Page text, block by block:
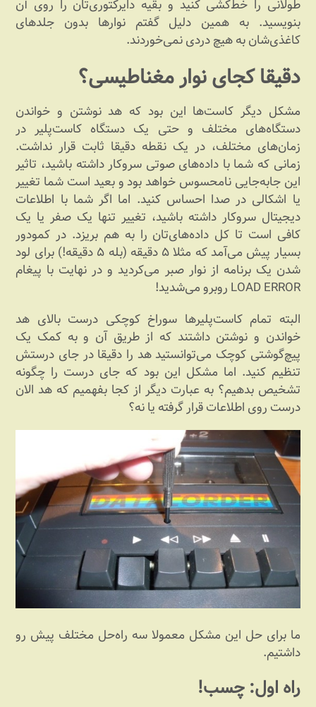
طولانی را خط‌کشی کنید و بقیه دایرکتوری‌تان را روی آن
بنویسید. به همین دلیل گفتم نوارها بدون جلدهای
کاغذی‌شان به هیچ دردی نمی‌خوردند.
دقیقا کجای نوار مغناطیسی؟
مشکل دیگر کاست‌ها این بود که هد نوشتن و خواندن
دستگاه‌های مختلف و حتی یک دستگاه کاست‌پلیر در
زمان‌های مختلف، در یک نقطه دقیقا ثابت قرار نداشت.
زمانی که شما با داده‌های صوتی سروکار داشته باشید، تاثیر
این جابه‌جایی نامحسوس خواهد بود و بعید است شما تغییر
یا اشکالی در صدا احساس کنید. اما اگر شما با اطلاعات
دیجیتال سروکار داشته باشید، تغییر تنها یک صفر یا یک
کافی است تا کل داده‌های‌تان را به هم بریزد. در کمودور
بسیار پیش می‌آمد که مثلا ۵ دقیقه (بله ۵ دقیقه!) برای لود
شدن یک برنامه از نوار صبر می‌کردید و در نهایت با پیغام
LOAD ERROR روبرو می‌شدید!
البته تمام کاست‌پلیرها سوراخ کوچکی درست بالای هد
خواندن و نوشتن داشتند که از طریق آن و به کمک یک
پیچ‌گوشتی کوچک می‌توانستید هد را دقیقا در جای درستش
تنظیم کنید. اما مشکل این بود که جای درست را چگونه
تشخیص بدهیم؟ به عبارت دیگر از کجا بفهمیم که هد الان
درست روی اطلاعات قرار گرفته یا نه؟
ما برای حل این مشکل معمولا سه راه‌حل مختلف پیش رو
داشتیم.
راه اول: چسب!